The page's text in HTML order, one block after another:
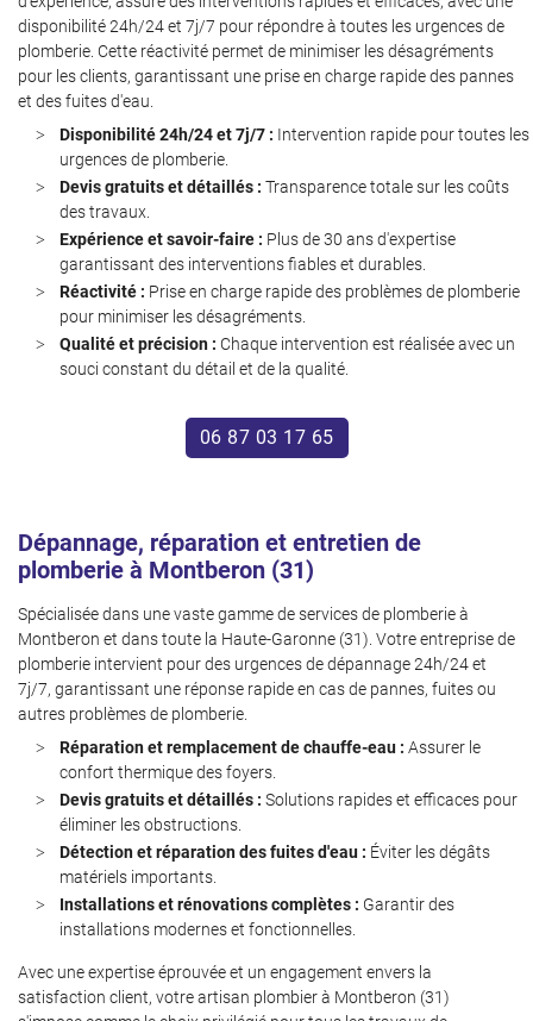
Accueil
Services
Une
disponibilité 24h/24 et 7j/7 pour répondre à toutes les urgences de
plomberie. Cette réactivité permet de minimiser les désagréments
pour les clients, garantissant une prise en charge rapide des pannes
et des fuites d'eau.
Disponibilité 24h/24 et 7j/7 : Intervention rapide pour toutes les
urgences de plomberie.
Devis gratuits et détaillés : Transparence totale sur les coûts
des travaux.
Expérience et savoir-faire : Plus de 30 ans d'expertise
garantissant des interventions fiables et durables.
Réactivité : Prise en charge rapide des problèmes de plomberie
pour minimiser les désagréments.
Qualité et précision : Chaque intervention est réalisée avec un
souci constant du détail et de la qualité.
06 87 03 17 65
Dépannage, réparation et entretien de
plomberie à Montberon (31)
Spécialisée dans une vaste gamme de services de plomberie à
Montberon et dans toute la Haute-Garonne (31). Votre entreprise de
plomberie intervient pour des urgences de dépannage 24h/24 et
7j/7, garantissant une réponse rapide en cas de pannes, fuites ou
autres problèmes de plomberie.
Réparation et remplacement de chauffe-eau : Assurer le
confort thermique des foyers.
Devis gratuits et détaillés : Solutions rapides et efficaces pour
éliminer les obstructions.
Détection et réparation des fuites d'eau : Éviter les dégâts
matériels importants.
Installations et rénovations complètes : Garantir des
installations modernes et fonctionnelles.
Avec une expertise éprouvée et un engagement envers la
satisfaction client, votre artisan plombier à Montberon (31)